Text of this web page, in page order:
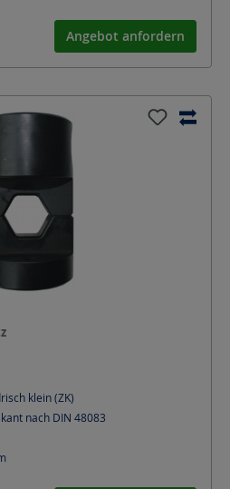
Angebot anfordern
klein (ZK)
nach DIN 48083